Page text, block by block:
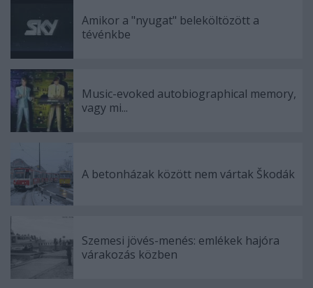
Amikor a "nyugat" beleköltözött a
tévénkbe
Music-evoked autobiographical memory,
vagy mi...
A betonházak között nem vártak Škodák
Szemesi jövés-menés: emlékek hajóra
várakozás közben